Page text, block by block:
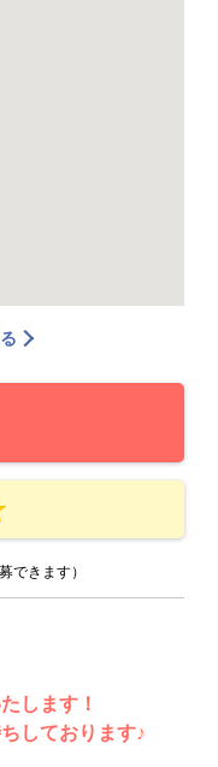
できます）
します！
しております♪